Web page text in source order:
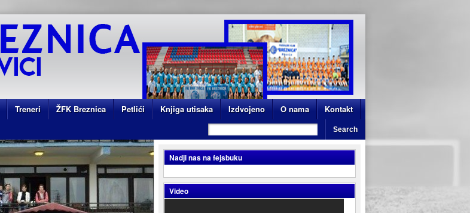
Treneri ŽFK Breznica Petlići Knjiga utisaka Izdvojeno O nama Kontakt
Nadji nas na fejsbuku
Video